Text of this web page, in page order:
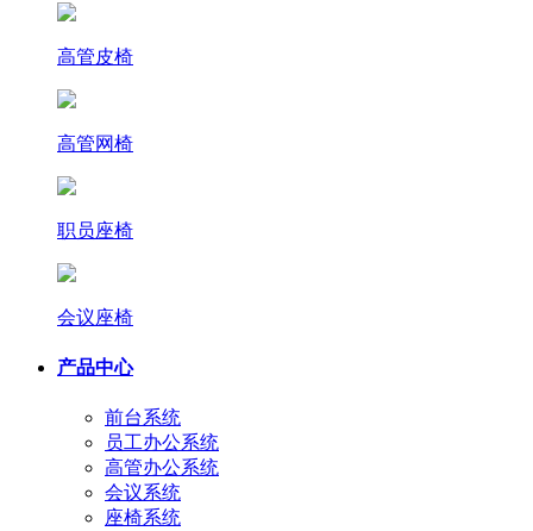
高管皮椅
高管网椅
职员座椅
会议座椅
产品中心
前台系统
员工办公系统
高管办公系统
会议系统
座椅系统